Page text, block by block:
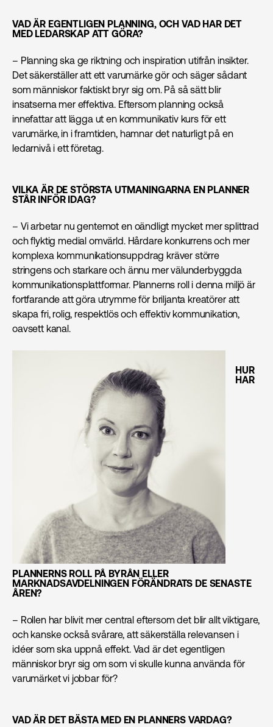
VAD ÄR EGENTLIGEN PLANNING, OCH VAD HAR DET
MED LEDARSKAP ATT GÖRA?
– Planning ska ge riktning och inspiration utifrån insikter.
Det säkerställer att ett varumärke gör och säger sådant
som människor faktiskt bryr sig om. På så sätt blir
insatserna mer effektiva. Eftersom planning också
innefattar att lägga ut en kommunikativ kurs för ett
varumärke, in i framtiden, hamnar det naturligt på en
ledarnivå i ett företag.
VILKA ÄR DE STÖRSTA UTMANINGARNA EN PLANNER
STÅR INFÖR IDAG?
– Vi arbetar nu gentemot en oändligt mycket mer splittrad
och flyktig medial omvärld. Hårdare konkurrens och mer
komplexa kommunikationsuppdrag kräver större
stringens och starkare och ännu mer välunderbyggda
kommunikationsplattformar. Plannerns roll i denna miljö är
fortfarande att göra utrymme för briljanta kreatörer att
skapa fri, rolig, respektlös och effektiv kommunikation,
oavsett kanal.
HUR
HAR
PLANNERNS ROLL PÅ BYRÅN ELLER
MARKNADSAVDELNINGEN FÖRÄNDRATS DE SENASTE
ÅREN?
– Rollen har blivit mer central eftersom det blir allt viktigare,
och kanske också svårare, att säkerställa relevansen i
idéer som ska uppnå effekt. Vad är det egentligen
människor bryr sig om som vi skulle kunna använda för
varumärket vi jobbar för?
VAD ÄR DET BÄSTA MED EN PLANNERS VARDAG?